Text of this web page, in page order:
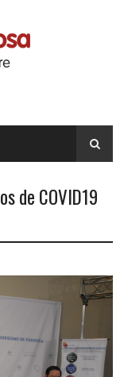
de COVID19